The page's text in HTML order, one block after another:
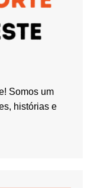
Somos um
histórias e